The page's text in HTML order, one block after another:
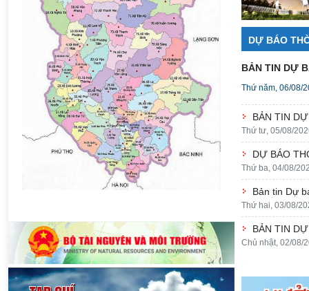
DỰ BÁO
BẢN TIN DỰ
Thứ năm, 06/08/
BẢN TIN
Thứ tư, 05/08/
DỰ BÁO
Thứ ba, 04/08/
Bản tin Dự
Thứ hai, 03/08/
BẢN TIN
Chủ nhật, 02/08/